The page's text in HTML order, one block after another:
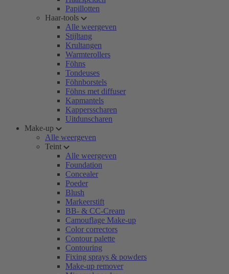
Papillotten
Haar-tools
Alle weergeven
Stijltang
Krultangen
Warmterollers
Föhns
Tondeuses
Föhnborstels
Föhns met diffuser
Kapmantels
Kappersscharen
Uitdunscharen
Make-up
Alle weergeven
Teint
Alle weergeven
Foundation
Concealer
Poeder
Blush
Markeerstift
BB- & CC-Cream
Camouflage Make-up
Color correctors
Contour palette
Contouring
Fixing sprays & powders
Make-up remover